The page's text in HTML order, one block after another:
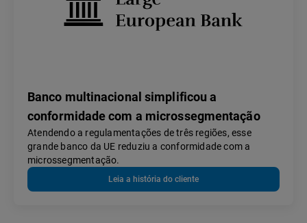
Banco multinacional simplificou a
conformidade com a microssegmentação
Atendendo a regulamentações de três regiões, esse
grande banco da UE reduziu a conformidade com a
microssegmentação.
Leia a história do cliente